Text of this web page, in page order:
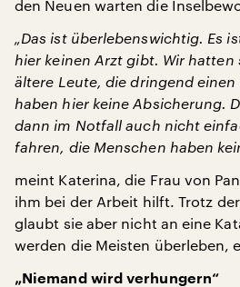
den Neuen warten die
„Das ist überlebenswichtig. Es
hier keinen Arzt gibt. Wir hatten
ältere Leute, die dringend
haben hier keine Absicherung.
dann im Notfall auch nicht
fahren, die Menschen haben
meint Katerina, die Frau von
ihm bei der Arbeit hilft. Trotz
glaubt sie aber nicht an eine
werden die Meisten überleben,
„Niemand wird verhungern“